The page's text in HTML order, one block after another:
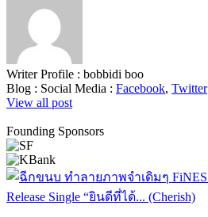
Writer Profile : bobbidi boo
Blog : Social Media : Facebook, Twitter
View all post
Founding Sponsors